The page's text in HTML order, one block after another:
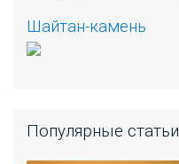
Шайтан-камень
Популярные статьи